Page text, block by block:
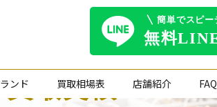
ンド 買取相場表 店舗紹介 FAQ
買取実績